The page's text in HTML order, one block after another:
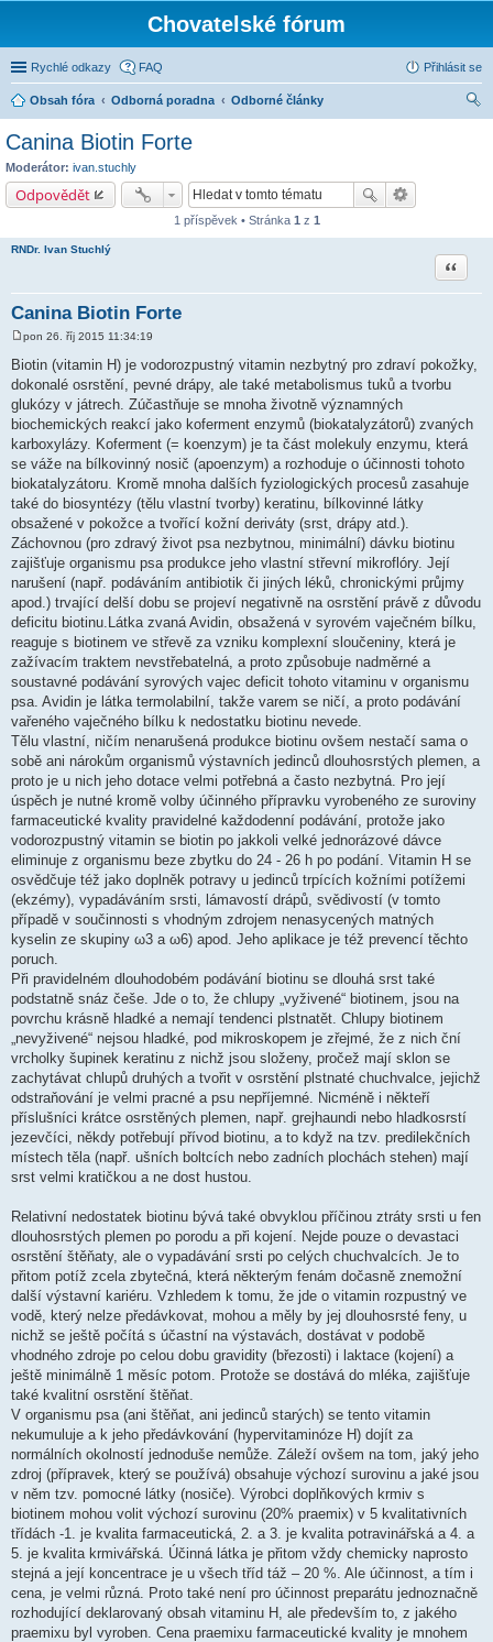
Chovatelské fórum
Rychlé odkazy FAQ Přihlásit se
Obsah fóra Odborná poradna
Odborné články
Canina Biotin Forte
Moderátor: ivan.stuchly
Odpovědět
1 příspěvek • Stránka 1 z 1
RNDr. Ivan Stuchlý
Canina Biotin Forte
Citace
P
í
s
ě
v
k
pon 26. říj 2015 11:34:19
Biotin (vitamin H) je vodorozpustný vitamin nezbytný pro zdraví pokožky,
dokonalé osrstění, pevné drápy, ale také metabolismus tuků a tvorbu
glukózy v játrech. Zúčastňuje se mnoha životně významných
biochemických reakcí jako koferment enzymů (biokatalyzátorů) zvaných
karboxylázy. Koferment (= koenzym) je ta část molekuly enzymu, která
se váže na bílkovinný nosič (apoenzym) a rozhoduje o účinnosti tohoto
biokatalyzátoru. Kromě mnoha dalších fyziologických procesů zasahuje
také do biosyntézy (tělu vlastní tvorby) keratinu, bílkovinné látky
obsažené v pokožce a tvořící kožní deriváty (srst, drápy atd.).
Záchovnou (pro zdravý život psa nezbytnou, minimální) dávku biotinu
zajišťuje organismu psa produkce jeho vlastní střevní mikroflóry. Její
narušení (např. podáváním antibiotik či jiných léků, chronickými průjmy
apod.) trvající delší dobu se projeví negativně na osrstění právě z důvodu
deficitu biotinu.Látka zvaná Avidin, obsažená v syrovém vaječném bílku,
reaguje s biotinem ve střevě za vzniku komplexní sloučeniny, která je
zažívacím traktem nevstřebatelná, a proto způsobuje nadměrné a
soustavné podávání syrových vajec deficit tohoto vitaminu v organismu
psa. Avidin je látka termolabilní, takže varem se ničí, a proto podávání
vařeného vaječného bílku k nedostatku biotinu nevede.
Tělu vlastní, ničím nenarušená produkce biotinu ovšem nestačí sama o
sobě ani nárokům organismů výstavních jedinců dlouhosrstých plemen, a
proto je u nich jeho dotace velmi potřebná a často nezbytná. Pro její
úspěch je nutné kromě volby účinného přípravku vyrobeného ze suroviny
farmaceutické kvality pravidelné každodenní podávání, protože jako
vodorozpustný vitamin se biotin po jakkoli velké jednorázové dávce
eliminuje z organismu beze zbytku do 24 - 26 h po podání. Vitamin H se
osvědčuje též jako doplněk potravy u jedinců trpících kožními potížemi
(ekzémy), vypadáváním srsti, lámavostí drápů, svědivostí (v tomto
případě v součinnosti s vhodným zdrojem nenasycených matných
kyselin ze skupiny ω3 a ω6) apod. Jeho aplikace je též prevencí těchto
poruch.
Při pravidelném dlouhodobém podávání biotinu se dlouhá srst také
podstatně snáz češe. Jde o to, že chlupy „vyživené“ biotinem, jsou na
povrchu krásně hladké a nemají tendenci plstnatět. Chlupy biotinem
„nevyživené“ nejsou hladké, pod mikroskopem je zřejmé, že z nich ční
vrcholky šupinek keratinu z nichž jsou složeny, pročež mají sklon se
zachytávat chlupů druhých a tvořit v osrstění plstnaté chuchvalce, jejichž
odstraňování je velmi pracné a psu nepříjemné. Nicméně i někteří
příslušníci krátce osrstěných plemen, např. grejhaundi nebo hladkosrstí
jezevčíci, někdy potřebují přívod biotinu, a to když na tzv. predilekčních
místech těla (např. ušních boltcích nebo zadních plochách stehen) mají
srst velmi kratičkou a ne dost hustou.
Relativní nedostatek biotinu bývá také obvyklou příčinou ztráty srsti u fen
dlouhosrstých plemen po porodu a při kojení. Nejde pouze o devastaci
osrstění štěňaty, ale o vypadávání srsti po celých chuchvalcích. Je to
přitom potíž zcela zbytečná, která některým fenám dočasně znemožní
další výstavní kariéru. Vzhledem k tomu, že jde o vitamin rozpustný ve
vodě, který nelze předávkovat, mohou a měly by jej dlouhosrsté feny, u
nichž se ještě počítá s účastní na výstavách, dostávat v podobě
vhodného zdroje po celou dobu gravidity (březosti) i laktace (kojení) a
ještě minimálně 1 měsíc potom. Protože se dostává do mléka, zajišťuje
také kvalitní osrstění štěňat.
V organismu psa (ani štěňat, ani jedinců starých) se tento vitamin
nekumuluje a k jeho předávkování (hypervitaminóze H) dojít za
normálních okolností jednoduše nemůže. Záleží ovšem na tom, jaký jeho
zdroj (přípravek, který se používá) obsahuje výchozí surovinu a jaké jsou
v něm tzv. pomocné látky (nosiče). Výrobci doplňkových krmiv s
biotinem mohou volit výchozí surovinu (20% praemix) v 5 kvalitativních
třídách -1. je kvalita farmaceutická, 2. a 3. je kvalita potravinářská a 4. a
5. je kvalita krmivářská. Účinná látka je přitom vždy chemicky naprosto
stejná a její koncentrace je u všech tříd táž – 20 %. Ale účinnost, a tím i
cena, je velmi různá. Proto také není pro účinnost preparátu jednoznačně
rozhodující deklarovaný obsah vitaminu H, ale především to, z jakého
praemixu byl vyroben. Cena praemixu farmaceutické kvality je mnohem